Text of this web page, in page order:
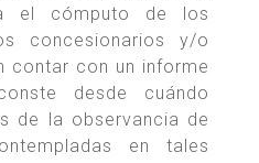
el cómputo de los
concesionarios y/o
contar con un informe
desde cuándo
de la observancia de
en tales